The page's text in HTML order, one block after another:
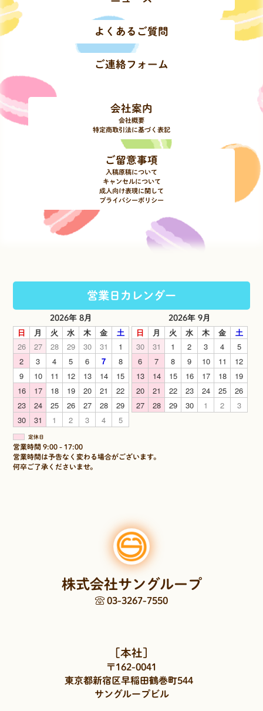
よくあるご質問
ご連絡フォーム
会社案内
会社概要
特定商取引法に基づく表記
ご留意事項
入稿原稿について
キャンセルについて
成人向け表現に関して
プライバシーポリシー
営業日カレンダー
2026年 8月
日 月 火 水 木 金
土
26
27 28 29 30 31
1
2
3 4 5 6 7
8
9
10 11 12 13 14
15
16
17 18 19 20 21
22
23
24 25 26 27 28
29
30
31 1 2 3 4 5
2026年 9月
日 月 火 水 木 金
土
30
31 1 2 3 4
5
6
7 8 9 10 11
12
13
14 15 16 17 18
19
20
21 22 23 24 25
26
27
28 29 30 1 2 3
定休日
営業時間 9:00 - 17:00
営業時間は予告なく変わる場合がございます。
何卒ご了承くださいませ。
株式会社サングループ
03-3267-7550
［本社］
〒162-0041
東京都新宿区早稲田鶴巻町544
サングループビル